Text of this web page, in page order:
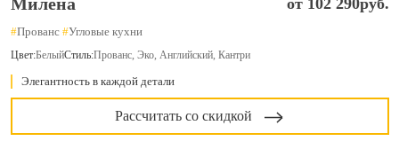
#Прованс #Угловые кухни
Цвет:БелыйСтиль:Прованс, Эко, Английский, Кантри
Элегантность в каждой детали
Рассчитать со скидкой